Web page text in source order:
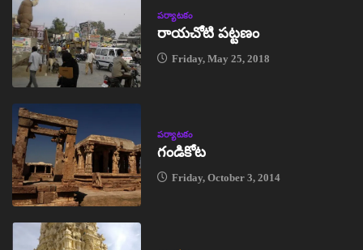
పర్యాటకం
రాయచోటి పట్టణం
Friday, May 25, 2018
పర్యాటకం
గండికోట
Friday, October 3, 2014